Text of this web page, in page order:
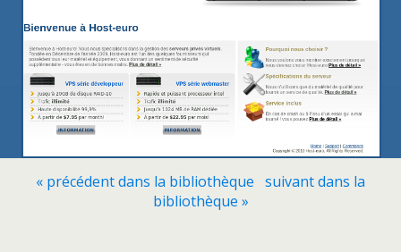
« précédent dans la bibliothèque suivant dans la
bibliothèque »